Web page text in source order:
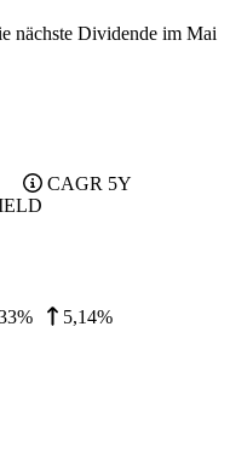
nächste Dividende im Mai
CAGR 5Y
% 5,14%